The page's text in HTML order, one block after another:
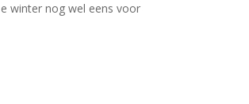
winter nog wel eens voor